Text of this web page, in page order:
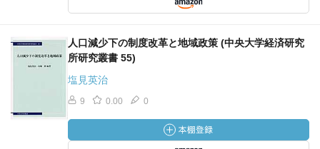
人口減少下の制度改革と地域政策 (中央大学経済研究
所研究叢書 55)
塩見英治
9 0.00 0